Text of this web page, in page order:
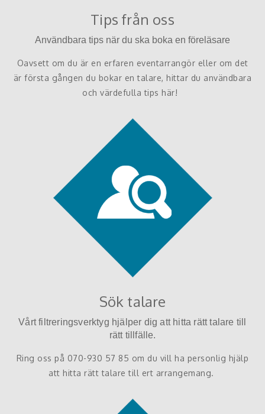
Tips från oss
Användbara tips när du ska boka en föreläsare
Oavsett om du är en erfaren eventarrangör eller om det
är första gången du bokar en talare, hittar du användbara
och värdefulla tips här!
Sök talare
Vårt filtreringsverktyg hjälper dig att hitta rätt talare till
rätt tillfälle.
Ring oss på 070-930 57 85 om du vill ha personlig hjälp
att hitta rätt talare till ert arrangemang.